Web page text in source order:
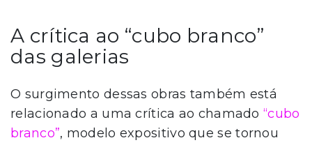
A crítica ao “cubo branco”
das galerias
O surgimento dessas obras também está
relacionado a uma crítica ao chamado“cubo
branco”, modelo expositivo que se tornou